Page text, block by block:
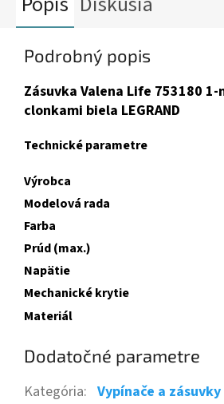
Podrobný popis
Zásuvka Valena Life 753180 1-
clonkami biela LEGRAND
Technické parametre
Výrobca
Modelová rada
Farba
Prúd (max.)
Napätie
Mechanické krytie
Materiál
Dodatočné parametre
Kategória: Vypínače a zásuvky